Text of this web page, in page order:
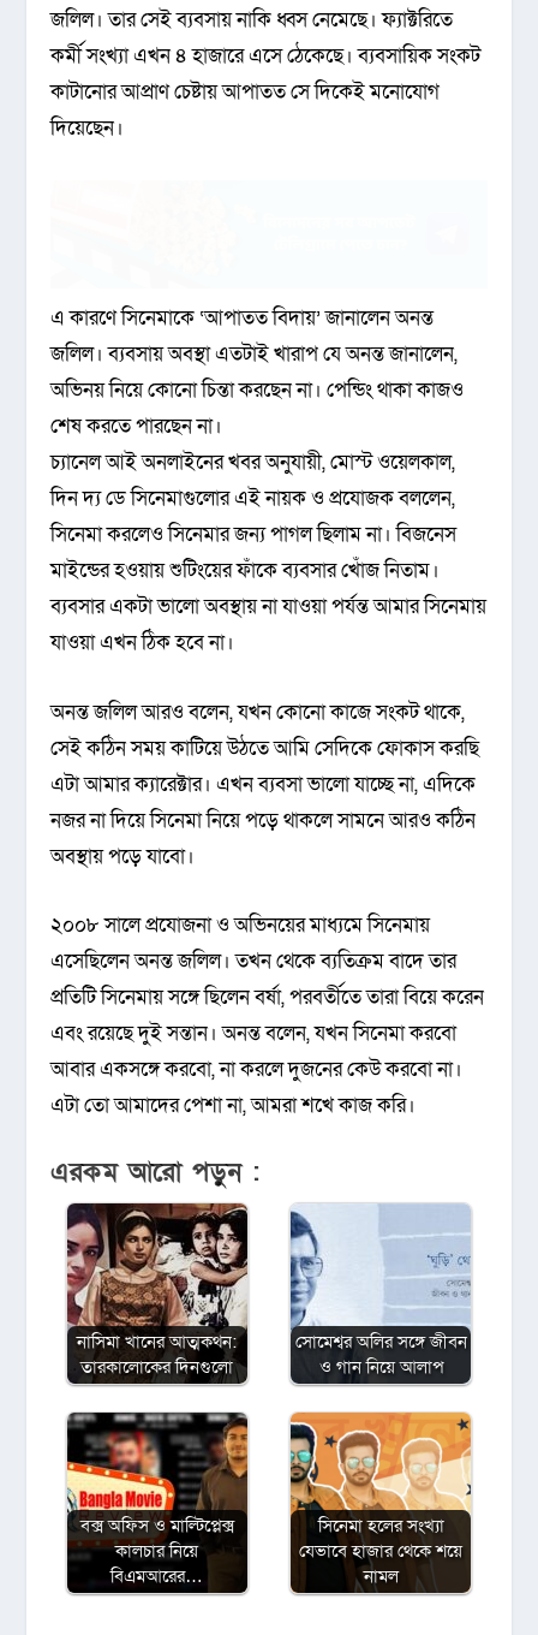
জলিল। তার সেই ব্যবসায় নাকি ধ্বস নেমেছে। ফ্যাক্টরিতে
কর্মী সংখ্যা এখন ৪ হাজারে এসে ঠেকেছে। ব্যবসায়িক সংকট
কাটানোর আপ্রাণ চেষ্টায় আপাতত সে দিকেই মনোযোগ
দিয়েছেন।
এ কারণে সিনেমাকে ‘আপাতত বিদায়’ জানালেন অনন্ত
জলিল। ব্যবসায় অবস্থা এতটাই খারাপ যে অনন্ত জানালেন,
অভিনয় নিয়ে কোনো চিন্তা করছেন না। পেন্ডিং থাকা কাজও
শেষ করতে পারছেন না।
চ্যানেল আই অনলাইনের খবর অনুযায়ী, মোস্ট ওয়েলকাল,
দিন দ্য ডে সিনেমাগুলোর এই নায়ক ও প্রযোজক বললেন,
সিনেমা করলেও সিনেমার জন্য পাগল ছিলাম না। বিজনেস
মাইন্ডের হওয়ায় শুটিংয়ের ফাঁকে ব্যবসার খোঁজ নিতাম।
ব্যবসার একটা ভালো অবস্থায় না যাওয়া পর্যন্ত আমার সিনেমায়
যাওয়া এখন ঠিক হবে না।
অনন্ত জলিল আরও বলেন, যখন কোনো কাজে সংকট থাকে,
সেই কঠিন সময় কাটিয়ে উঠতে আমি সেদিকে ফোকাস করছি
এটা আমার ক্যারেক্টার। এখন ব্যবসা ভালো যাচ্ছে না, এদিকে
নজর না দিয়ে সিনেমা নিয়ে পড়ে থাকলে সামনে আরও কঠিন
অবস্থায় পড়ে যাবো।
২০০৮ সালে প্রযোজনা ও অভিনয়ের মাধ্যমে সিনেমায়
এসেছিলেন অনন্ত জলিল। তখন থেকে ব্যতিক্রম বাদে তার
প্রতিটি সিনেমায় সঙ্গে ছিলেন বর্ষা, পরবর্তীতে তারা বিয়ে করেন
এবং রয়েছে দুই সন্তান। অনন্ত বলেন, যখন সিনেমা করবো
আবার একসঙ্গে করবো, না করলে দুজনের কেউ করবো না।
এটা তো আমাদের পেশা না, আমরা শখে কাজ করি।
এরকম আরো পড়ুন :
নাসিমা খানের আত্মকথন:
তারকালোকের দিনগুলো
সোমেশ্বর অলির সঙ্গে জীবন
ও গান নিয়ে আলাপ
বক্স অফিস ও মাল্টিপ্লেক্স
কালচার নিয়ে
বিএমআরের…
সিনেমা হলের সংখ্যা
যেভাবে হাজার থেকে শয়ে
নামল